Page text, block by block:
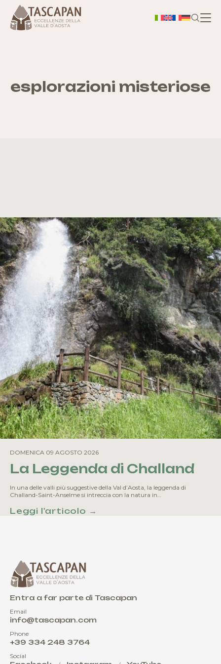
esplorazioni misteriose
DOMENICA 09 AGOSTO 2026
La Leggenda di Challand
In una delle valli più suggestive della Val d’Aosta, la leggenda di
Challand-Saint-Anselme si intreccia con la natura in…
Leggi l'articolo →
Entra a far parte di Tascapan
Email
info@tascapan.com
Phone
+39 334 248 3764
Social